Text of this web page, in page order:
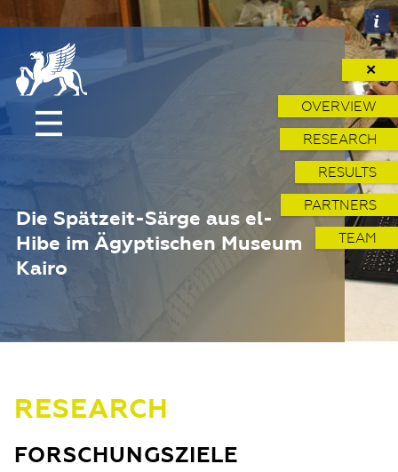
Die Spätzeit-Särge aus el-
Hibe im Ägyptischen Museum
Kairo
✕
OVERVIEW
RESEARCH
RESULTS
PARTNERS
TEAM
RESEARCH
FORSCHUNGSZIELE